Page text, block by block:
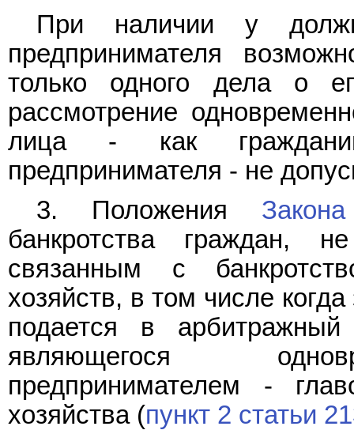
При наличии у
предпринимателя
только одного дела о
рассмотрение
лица - как
предпринимателя - не
3. Положения Закона
банкротства граждан,
связанным с
хозяйств, в том числе
подается в
являющегося
предпринимателем -
хозяйства (пункт 2 статьи